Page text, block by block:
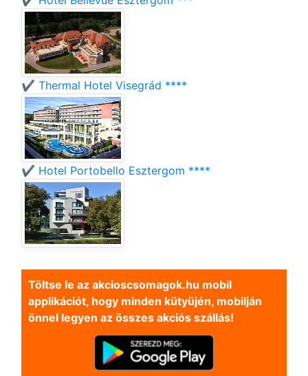
✔️ Thermal Hotel Visegrád ****
✔️ Hotel Portobello Esztergom ****
Töltse le az akcioscsomagok.hu mobil
applikációt, hogy minden kütyüjén, mobilján
önnel legyen az összes akciós szállás!